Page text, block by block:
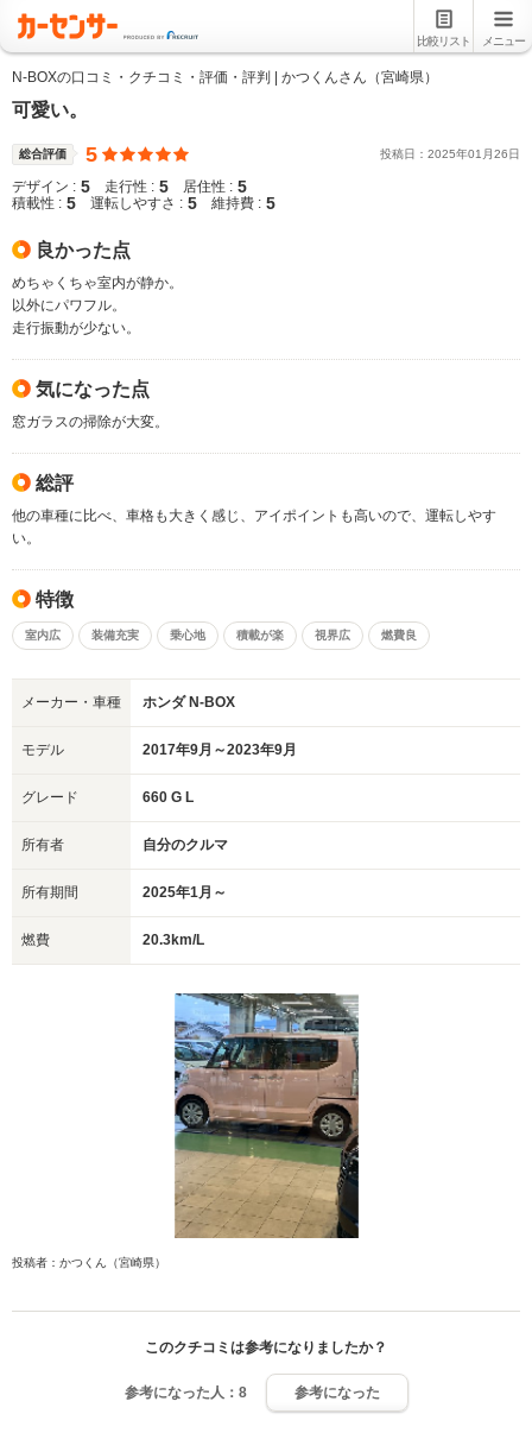
比較リスト メニュー
N-BOXの口コミ・クチコミ・評価・評判 | かつくんさん（宮崎県）
可愛い。
総合評価 5 投稿日： 2025年01 月26日
デザイン : 5 走行性 : 5 居住性 : 5
積載性 : 5 運転しやすさ : 5 維持費 : 5
良かった点
めちゃくちゃ室内が静か。
以外にパワフル。
走行振動が少ない。
気になった点
窓ガラスの掃除が大変。
総評
他の車種に比べ、車格も大きく感じ、アイポイントも高いので、運転しやす
い。
特徴
室内広 装備充実 乗心地 積載が楽 視界広 燃費良
メーカー・車種 ホンダ N-BOX
モデル 2017年9月～2023年9月
グレード 660 G L
所有者 自分のクルマ
所有期間 2025年1月～
燃費 20.3km/L
投稿者：かつくん（宮崎県）
このクチコミは参考になりましたか？
参考になった人： 8 参考になった